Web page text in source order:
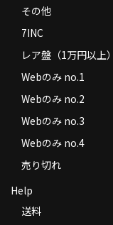
その他
7INC
レア盤（1万円以上）
Webのみ no.1
Webのみ no.2
Webのみ no.3
Webのみ no.4
売り切れ
Help
送料